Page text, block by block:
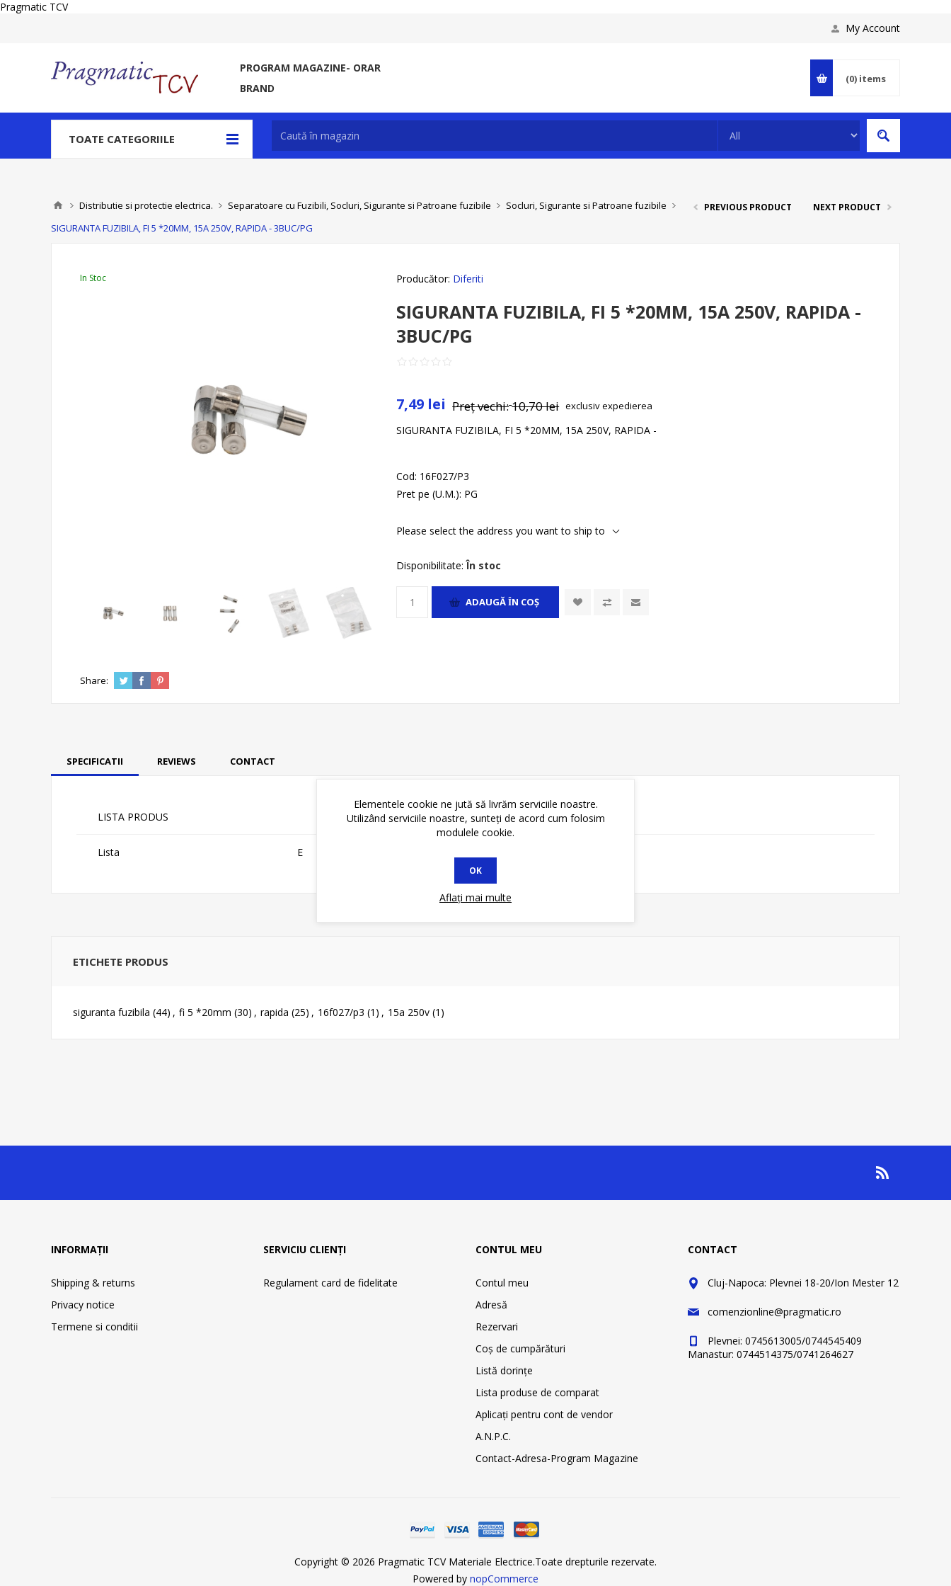
Pragmatic TCV
My Account
PROGRAM MAGAZINE- ORAR
BRAND
(0) items
TOATE CATEGORIILE
Distributie si protectie electrica. Separatoare cu Fuzibili, Socluri, Sigurante si Patroane fuzibile
Socluri, Sigurante si Patroane fuzibile
SIGURANTA FUZIBILA, FI 5 *20MM, 15A 250V, RAPIDA - 3BUC/PG
PREVIOUS PRODUCT NEXT PRODUCT
In Stoc Producător: Diferiti
SIGURANTA FUZIBILA, FI 5 *20MM, 15A 250V, RAPIDA -
3BUC/PG
7,49 lei Preț vechi:10,70 lei exclusivexpedierea
SIGURANTA FUZIBILA, FI 5 *20MM, 15A 250V, RAPIDA -
Cod: 16F027/P3
Pret pe (U.M.): PG
Please select the address you want to ship to
Disponibilitate: În stoc
ADAUGĂ ȊN COŞ
Share:
SPECIFICATII REVIEWS CONTACT
LISTA PRODUS
Lista E
ETICHETE PRODUS
siguranta fuzibila (44) , fi 5 *20mm (30) , rapida (25) , 16f027/p3 (1) , 15a 250v (1)
INFORMAȚII
Shipping & returns
Privacy notice
Termene si conditii
SERVICIU CLIENȚI
Regulament card de fidelitate
CONTUL MEU
Contul meu
Adresă
Rezervari
Coş de cumpărături
Listă dorințe
Lista produse de comparat
Aplicați pentru cont de vendor
A.N.P.C.
Contact-Adresa-Program Magazine
CONTACT
Cluj-Napoca: Plevnei 18-20/Ion Mester 12
comenzionline@pragmatic.ro
Plevnei: 0745613005/0744545409
Manastur: 0744514375/0741264627
Copyright © 2026 Pragmatic TCV Materiale Electrice.Toate drepturile rezervate.
Powered by nopCommerce
Elementele cookie ne jută să livrăm serviciile noastre.
Utilizând serviciile noastre, sunteți de acord cum folosim
modulele cookie.
OK
Aflați mai multe